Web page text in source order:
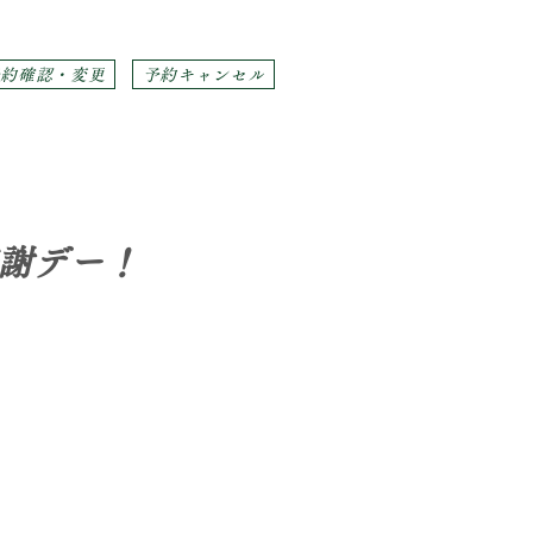
約確認・変更 予約キャンセル
デー！